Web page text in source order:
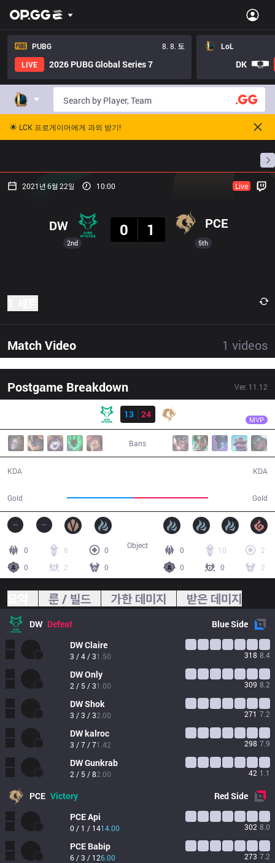
PUBG
8. 8. 토
LIVE
2026 PUBG Global Series 7
LoL
DK
🌟 LCK 프로게이머에게 과외 받기!
프로빌
2021년 6월 22일 10:00 Live
2nd
DW
0
1 PCE
5th
Match Video 1 videos
Postgame Breakdown Ver. 11.12
13
24 MVP
Bans
KDA
Gold Gold
KDA
0 6
0
0
2 0
0 10
2
0
0 2
Object
룬 / 빌드 가한 데미지 받은 데미지
DW Defeat BlueSide
DWClaire
3 / 4 / 31.50 318 8.4
DWOnly
2 / 5 / 31.00 309 8.2
DWShok
3 / 3 / 32.00 271 7.2
DWkalroc
3 / 7 / 71.42 298 7.9
DWGunkrab
2 / 5 / 82.00 42 1.1
PCE Victory RedSide
PCEApi
0 / 1 / 1414.00 302 8.0
PCE Babip
6 / 3 / 126.00 273 7.2